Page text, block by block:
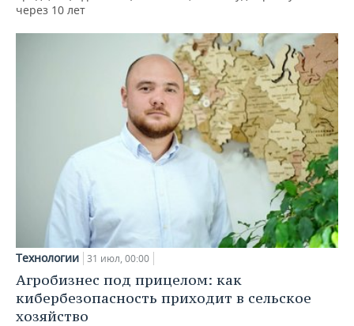
через 10 лет
Технологии 31 июл, 00:00
Агробизнес под прицелом: как
кибербезопасность приходит в сельское
хозяйство